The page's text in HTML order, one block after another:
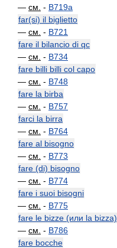
— см. - B719a
far(si) il biglietto
— см. - B721
fare il bilancio di qc
— см. - B734
fare billi billi col capo
— см. - B748
fare la birba
— см. - B757
farci la birra
— см. - B764
fare al bisogno
— см. - B773
fare (di) bisogno
— см. - B774
fare i suoi bisogni
— см. - B775
fare le bizze (или la bizza)
— см. - B786
fare bocche